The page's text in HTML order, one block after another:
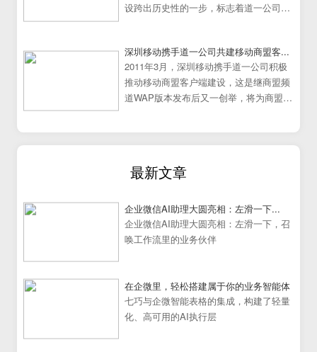
设跨出历史性的一步，标志着道一公司移
深圳移动携手道一公司共建移动商盟客...
2011年3月，深圳移动携手道一公司积极
推动移动商盟客户端建设，这是继商盟频
道WAP版本发布后又一创举，将为商盟频
最新文章
企业微信AI助理大圆亮相：左滑一下...
企业微信AI助理大圆亮相：左滑一下，召
唤工作流里的业务伙伴
在企微里，轻松搭建属于你的业务智能体
七巧与企微智能表格的集成，构建了轻量
化、高可用的AI执行层